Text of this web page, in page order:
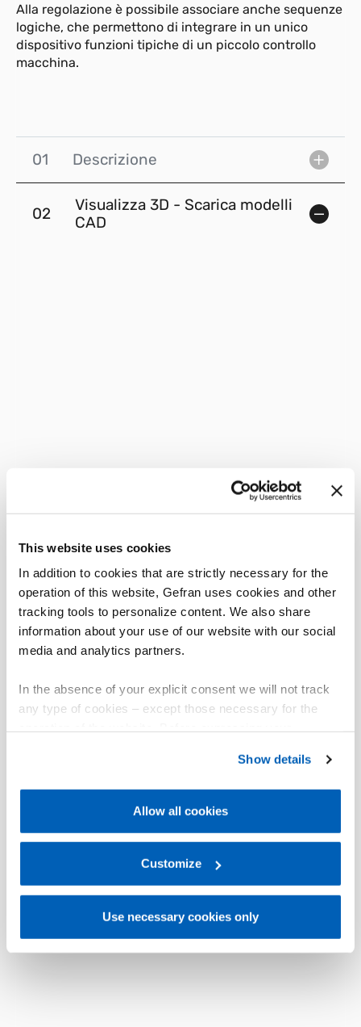
This website uses cookies
In addition to cookies that are strictly necessary for the
operation of this website, Gefran uses cookies and other
tracking tools to personalize content. We also share
information about your use of our website with our social
media and analytics partners.
In the absence of your explicit consent we will not track
any type of cookies – except those necessary for the
Gefran - Cookie
policy.
regarding processing of personal data, at the following
Gefran - Privacy Policy.
Show details
Allow all cookies
Customize
Use necessary cookies only
Alla regolazione è possibile associare anche sequenze
logiche, che permettono di integrare in un unico
dispositivo funzioni tipiche di un piccolo controllo
macchina.
01 Descrizione
02
Visualizza 3D - Scarica modelli
CAD